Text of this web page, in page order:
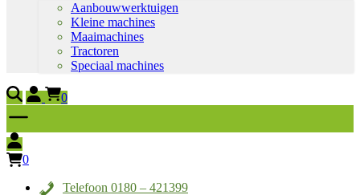
Aanbouwwerktuigen
Kleine machines
Maaimachines
Tractoren
Speciaal machines
0
0
Telefoon 0180 – 421399